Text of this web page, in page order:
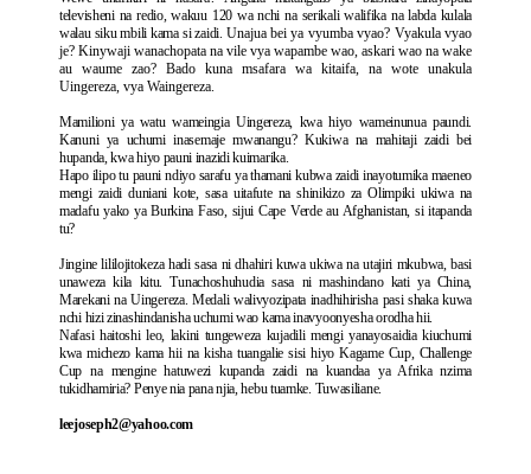
televisheni na redio, wakuu 120 wa nchi na serikali walifika na labda kulala
walau siku mbili kama si zaidi. Unajua bei ya vyumba vyao? Vyakula vyao
je? Kinywaji wanachopata na vile vya wapambe wao, askari wao na wake
au waume zao? Bado kuna msafara wa kitaifa, na wote unakula
Uingereza, vya Waingereza.
Mamilioni ya watu wameingia Uingereza, kwa hiyo wameinunua paundi.
Kanuni ya uchumi inasemaje mwanangu? Kukiwa na mahitaji zaidi bei
hupanda, kwa hiyo pauni inazidi kuimarika.
Hapo ilipo tu pauni ndiyo sarafu ya thamani kubwa zaidi inayotumika maeneo
mengi zaidi duniani kote, sasa uitafute na shinikizo za Olimpiki ukiwa na
madafu yako ya Burkina Faso, sijui Cape Verde au Afghanistan, si itapanda
tu?
Jingine lililojitokeza hadi sasa ni dhahiri kuwa ukiwa na utajiri mkubwa, basi
unaweza kila kitu. Tunachoshuhudia sasa ni mashindano kati ya China,
Marekani na Uingereza. Medali walivyozipata inadhihirisha pasi shaka kuwa
nchi hizi zinashindanisha uchumi wao kama inavyoonyesha orodha hii.
Nafasi haitoshi leo, lakini tungeweza kujadili mengi yanayosaidia kiuchumi
kwa michezo kama hii na kisha tuangalie sisi hiyo Kagame Cup, Challenge
Cup na mengine hatuwezi kupanda zaidi na kuandaa ya Afrika nzima
tukidhamiria? Penye nia pana njia, hebu tuamke. Tuwasiliane.
leejoseph2@yahoo.com